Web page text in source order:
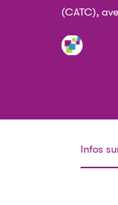
(CATC),
Infos